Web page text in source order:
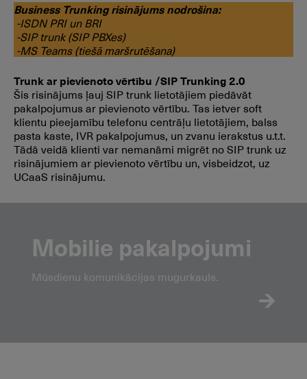
Business Trunking risinājums nodrošina:
-ISDN PRI un BRI
-SIP trunk (SIP PBXes)
-MS Teams (tiešā maršrutēšana)
Trunk ar pievienoto vērtību /SIP Trunking 2.0
Šis risinājums ļauj SIP trunk lietotājiem piedāvāt
pakalpojumus ar pievienoto vērtību. Tas ietver soft
klientu pieejamību telefonu centrāļu lietotājiem, balss
pasta kaste, IVR pakalpojumus, un zvanu ierakstus u.t.t.
Tādā veidā klienti var nemanāmi migrēt no SIP trunk uz
risinājumiem ar pievienoto vērtību un, visbeidzot, uz
UCaaS risinājumu.
Mobilie pakalpojumi
Mūsdienu komunikācijas mugurkauls.